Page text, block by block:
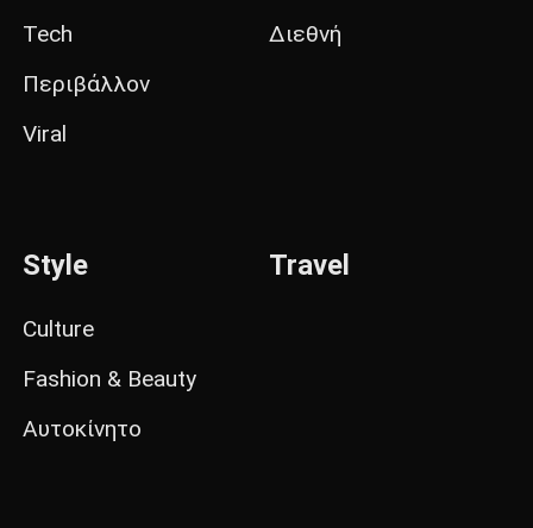
Tech
Περιβάλλον
Viral
Διεθνή
Style
Culture
Fashion & Beauty
Αυτοκίνητο
Travel